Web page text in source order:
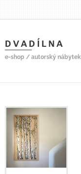
D V A D Í L N A
e-shop / autorský nábytek